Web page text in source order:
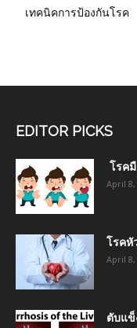
เทคนิคการป้องกันโรค
EDITOR PICKS
โรคมื
April 8,
โรคหั
April 8,
ตับแข็